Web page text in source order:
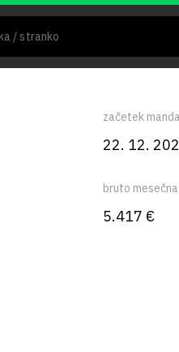
začetek
22. 12.
bruto
5.417 €